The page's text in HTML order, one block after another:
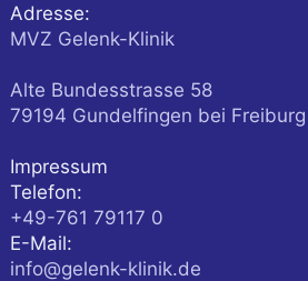
Adresse:
MVZ Gelenk-Klinik
Alte Bundesstrasse 58
79194 Gundelfingen bei Freiburg
Impressum
Telefon:
+49-761 79117 0
E-Mail:
info@gelenk-klinik.de